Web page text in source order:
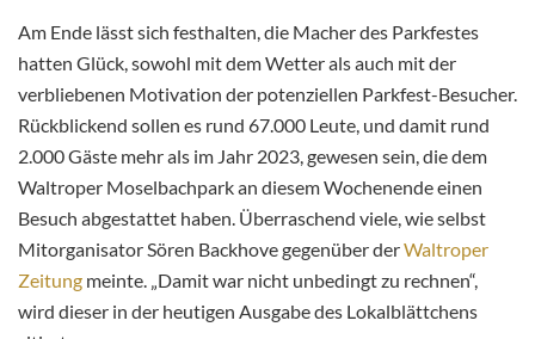
Am Ende lässt sich festhalten, die Macher des Parkfestes
hatten Glück, sowohl mit dem Wetter als auch mit der
verbliebenen Motivation der potenziellen Parkfest-Besucher.
Rückblickend sollen es rund 67.000 Leute, und damit rund
2.000 Gäste mehr als im Jahr 2023, gewesen sein, die dem
Waltroper Moselbachpark an diesem Wochenende einen
Besuch abgestattet haben. Überraschend viele, wie selbst
Mitorganisator Sören Backhove gegenüber derWaltroper
Zeitung meinte. „Damit war nicht unbedingt zu rechnen“,
wird dieser in der heutigen Ausgabe des Lokalblättchens